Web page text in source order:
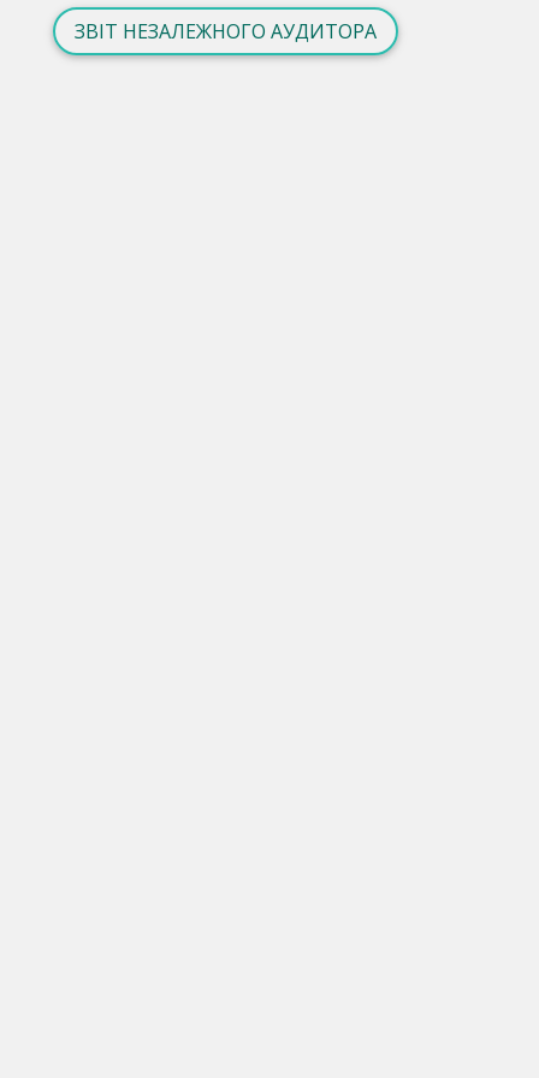
ЗВIТ НЕЗАЛЕЖНОГО АУДИТОРА